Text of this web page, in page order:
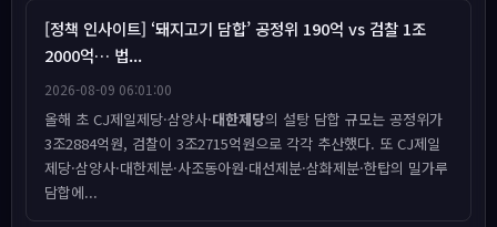
[정책 인사이트] ‘돼지고기 담합’ 공정위 190억 vs 검찰 1조
2000억… 법...
2026-08-09 06:01:00
올해 초 CJ제일제당·삼양사·대한제당의 설탕 담합 규모는 공정위가
3조2884억원, 검찰이 3조2715억원으로 각각 추산했다. 또 CJ제일
제당·삼양사·대한제분·사조동아원·대선제분·삼화제분·한탑의 밀가루
담합에...